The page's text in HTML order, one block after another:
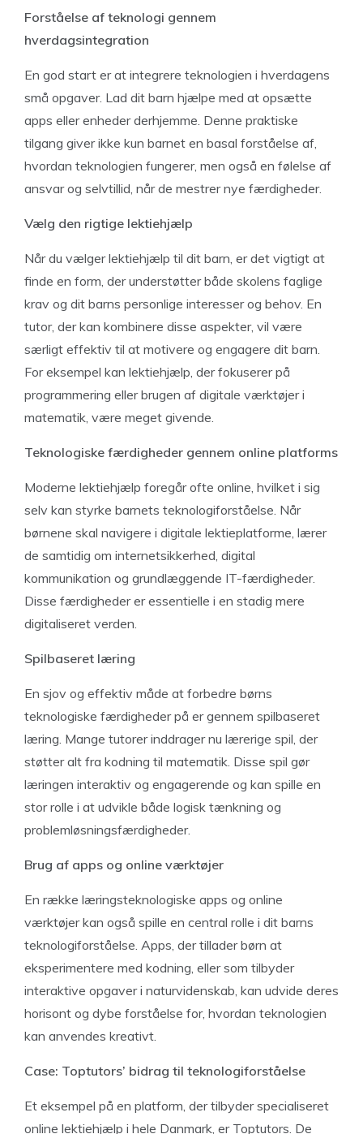
Forståelse af teknologi gennem
hverdagsintegration
En god start er at integrere teknologien i hverdagens
små opgaver. Lad dit barn hjælpe med at opsætte
apps eller enheder derhjemme. Denne praktiske
tilgang giver ikke kun barnet en basal forståelse af,
hvordan teknologien fungerer, men også en følelse af
ansvar og selvtillid, når de mestrer nye færdigheder.
Vælg den rigtige lektiehjælp
Når du vælger lektiehjælp til dit barn, er det vigtigt at
finde en form, der understøtter både skolens faglige
krav og dit barns personlige interesser og behov. En
tutor, der kan kombinere disse aspekter, vil være
særligt effektiv til at motivere og engagere dit barn.
For eksempel kan lektiehjælp, der fokuserer på
programmering eller brugen af digitale værktøjer i
matematik, være meget givende.
Teknologiske færdigheder gennem online platforms
Moderne lektiehjælp foregår ofte online, hvilket i sig
selv kan styrke barnets teknologiforståelse. Når
børnene skal navigere i digitale lektieplatforme, lærer
de samtidig om internetsikkerhed, digital
kommunikation og grundlæggende IT-færdigheder.
Disse færdigheder er essentielle i en stadig mere
digitaliseret verden.
Spilbaseret læring
En sjov og effektiv måde at forbedre børns
teknologiske færdigheder på er gennem spilbaseret
læring. Mange tutorer inddrager nu lærerige spil, der
støtter alt fra kodning til matematik. Disse spil gør
læringen interaktiv og engagerende og kan spille en
stor rolle i at udvikle både logisk tænkning og
problemløsningsfærdigheder.
Brug af apps og online værktøjer
En række læringsteknologiske apps og online
værktøjer kan også spille en central rolle i dit barns
teknologiforståelse. Apps, der tillader børn at
eksperimentere med kodning, eller som tilbyder
interaktive opgaver i naturvidenskab, kan udvide deres
horisont og dybe forståelse for, hvordan teknologien
kan anvendes kreativt.
Case: Toptutors’ bidrag til teknologiforståelse
Et eksempel på en platform, der tilbyder specialiseret
online lektiehjælp i hele Danmark, er Toptutors. De